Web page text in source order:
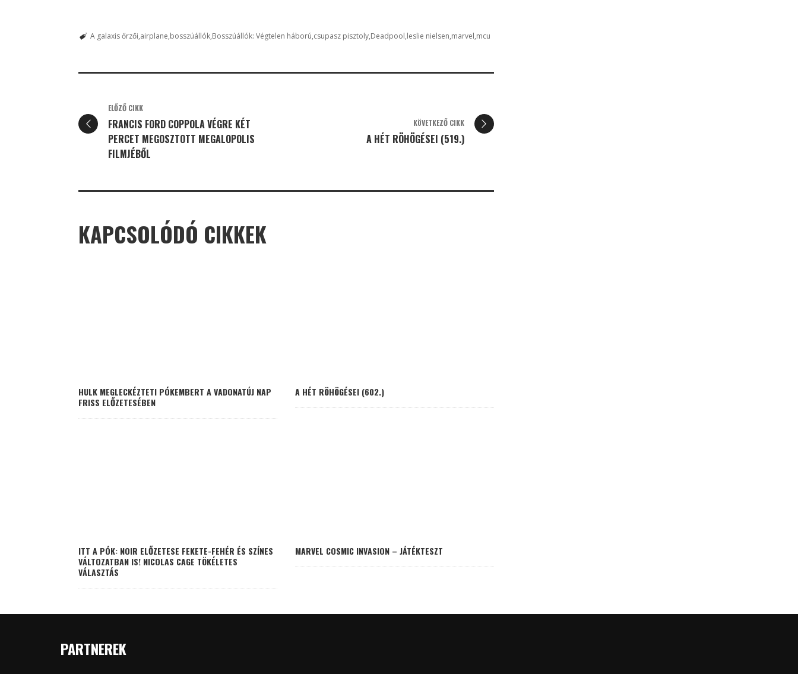
A galaxis őrzői airplane bosszúállók Bosszúállók: Végtelen háború csupasz pisztoly Deadpool leslie nielsen marvel mcu
ELŐZŐ CIKK
FRANCIS FORD COPPOLA VÉGRE KÉT
PERCET MEGOSZTOTT MEGALOPOLIS
FILMJÉBŐL
KÖVETKEZŐ CIKK
A HÉT RÖHÖGÉSEI (519.)
KAPCSOLÓDÓ CIKKEK
HULK MEGLECKÉZTETI PÓKEMBERT A VADONATÚJ NAP
FRISS ELŐZETESÉBEN
A HÉT RÖHÖGÉSEI (602.)
ITT A PÓK: NOIR ELŐZETESE FEKETE-FEHÉR ÉS SZÍNES
VÁLTOZATBAN IS! NICOLAS CAGE TÖKÉLETES
VÁLASZTÁS
MARVEL COSMIC INVASION – JÁTÉKTESZT
PARTNEREK